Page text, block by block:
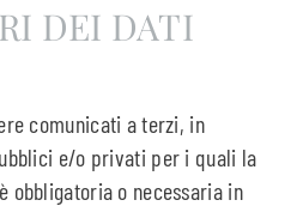
DEI DATI
comunicati a terzi, in
e/o privati per i quali la
obbligatoria o necessaria in